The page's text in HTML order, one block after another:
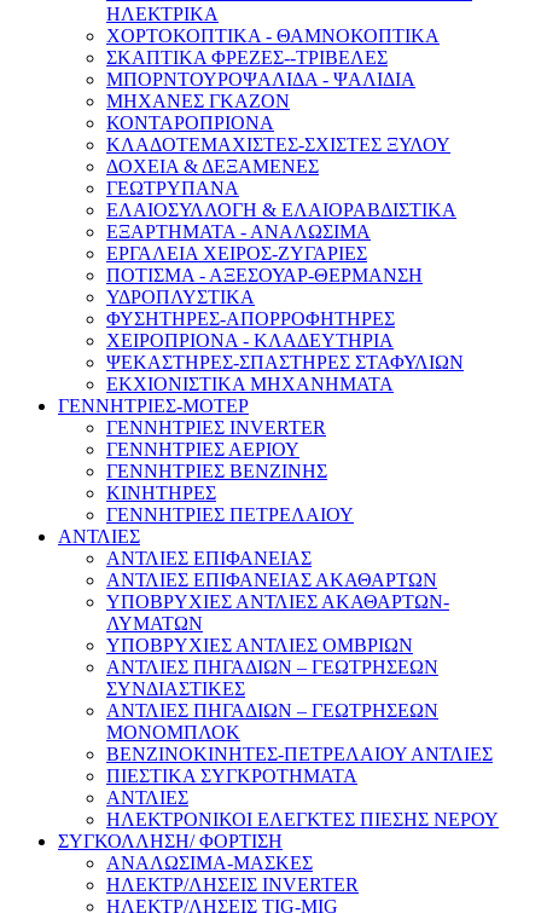
ΗΛΕΚΤΡΙΚΑ
ΧΟΡΤΟΚΟΠΤΙΚΑ - ΘΑΜΝΟΚΟΠΤΙΚΑ
ΣΚΑΠΤΙΚΑ ΦΡΕΖΕΣ--ΤΡΙΒΕΛΕΣ
ΜΠΟΡΝΤΟΥΡΟΨΑΛΙΔΑ - ΨΑΛΙΔΙΑ
ΜΗΧΑΝΕΣ ΓΚΑΖΟΝ
ΚΟΝΤΑΡΟΠΡΙΟΝΑ
ΚΛΑΔΟΤΕΜΑΧΙΣΤΕΣ-ΣΧΙΣΤΕΣ ΞΥΛΟΥ
ΔΟΧΕΙΑ & ΔΕΞΑΜΕΝΕΣ
ΓΕΩΤΡΥΠΑΝΑ
ΕΛΑΙΟΣΥΛΛΟΓΗ & ΕΛΑΙΟΡΑΒΔΙΣΤΙΚΑ
ΕΞΑΡΤΗΜΑΤΑ - ΑΝΑΛΩΣΙΜΑ
ΕΡΓΑΛΕΙΑ ΧΕΙΡΟΣ-ΖΥΓΑΡΙΕΣ
ΠΟΤΙΣΜΑ - ΑΞΕΣΟΥΑΡ-ΘΕΡΜΑΝΣΗ
ΥΔΡΟΠΛΥΣΤΙΚΑ
ΦΥΣΗΤΗΡΕΣ-ΑΠΟΡΡΟΦΗΤΗΡΕΣ
ΧΕΙΡΟΠΡΙΟΝΑ - ΚΛΑΔΕΥΤΗΡΙΑ
ΨΕΚΑΣΤΗΡΕΣ-ΣΠΑΣΤΗΡΕΣ ΣΤΑΦΥΛΙΩΝ
ΕΚΧΙΟΝΙΣΤΙΚΑ ΜΗΧΑΝΗΜΑΤΑ
ΓΕΝΝΗΤΡΙΕΣ-ΜΟΤΕΡ
ΓΕΝΝΗΤΡΙΕΣ INVERTER
ΓΕΝΝΗΤΡΙΕΣ ΑΕΡΙΟΥ
ΓΕΝΝΗΤΡΙΕΣ ΒΕΝΖΙΝΗΣ
ΚΙΝΗΤΗΡΕΣ
ΓΕΝΝΗΤΡΙΕΣ ΠΕΤΡΕΛΑΙΟΥ
ΑΝΤΛΙΕΣ
ΑΝΤΛΙΕΣ ΕΠΙΦΑΝΕΙΑΣ
ΑΝΤΛΙΕΣ ΕΠΙΦΑΝΕΙΑΣ ΑΚΑΘΑΡΤΩΝ
ΥΠΟΒΡΥΧΙΕΣ ΑΝΤΛΙΕΣ ΑΚΑΘΑΡΤΩΝ-
ΛΥΜΑΤΩΝ
ΥΠΟΒΡΥΧΙΕΣ ΑΝΤΛΙΕΣ ΟΜΒΡΙΩΝ
ΑΝΤΛΙΕΣ ΠΗΓΑΔΙΩΝ – ΓΕΩΤΡΗΣΕΩΝ
ΣΥΝΔΙΑΣΤΙΚΕΣ
ΑΝΤΛΙΕΣ ΠΗΓΑΔΙΩΝ – ΓΕΩΤΡΗΣΕΩΝ
ΜΟΝΟΜΠΛΟΚ
ΒΕΝΖΙΝΟΚΙΝΗΤΕΣ-ΠΕΤΡΕΛΑΙΟΥ ΑΝΤΛΙΕΣ
ΠΙΕΣΤΙΚΑ ΣΥΓΚΡΟΤΗΜΑΤΑ
ΑΝΤΛΙΕΣ
ΗΛΕΚΤΡΟΝΙΚΟΙ ΕΛΕΓΚΤΕΣ ΠΙΕΣΗΣ ΝΕΡΟΥ
ΣΥΓΚΟΛΛΗΣΗ/ ΦΟΡΤΙΣΗ
ΑΝΑΛΩΣΙΜΑ-ΜΑΣΚΕΣ
ΗΛΕΚΤΡ/ΛΗΣΕΙΣ INVERTER
ΗΛΕΚΤΡ/ΛΗΣΕΙΣ TIG-MIG